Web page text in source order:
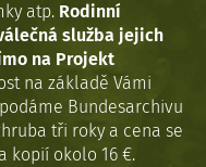
atp. Rodinní
služba jejich
na Projekt
na základě Vámi
Bundesarchivu
tři roky a cena se
kopií okolo 16 €.